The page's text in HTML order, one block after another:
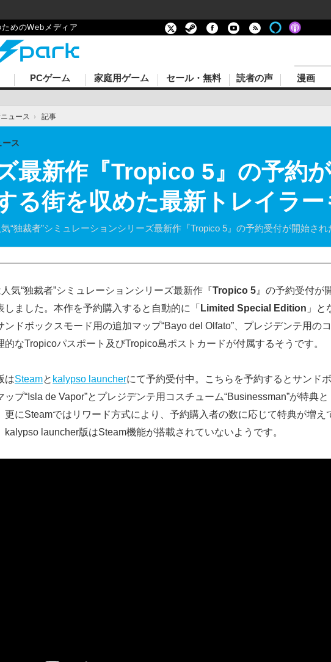
めのWebメディア
PCゲーム 家庭用ゲーム セール・無料 読者の声 漫画
ュース › 記事
最新作『Tropico 5』の予約
る街を収めた最新トレイラー
“独裁者”シミュレーションシリーズ最新作『Tropico 5』の予約受付が開始され
ース
気“独裁者”シミュレーションシリーズ最新作『Tropico 5 』の予約受付が
しました。本作を予約購入すると自動的に「Limited Special Edition 」と
ンドボックスモード用の追加マップ“Bayo del Olfato”、プレジデンテ用のコ
的なTropicoパスポート及びTropico島ポストカードが付属するそうです。
はSteamと kalypso launcherにて予約受付中。こちらを予約するとサンドボ
ップ“Isla de Vapor”とプレジデンテ用コスチューム“Businessman”が特典と
更にSteamではリワード方式により、予約購入者の数に応じて特典が増え
kalypso launcher版はSteam機能が搭載されていないようです。